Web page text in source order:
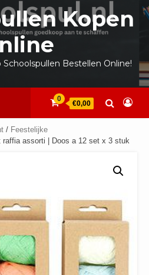
Kopen
Bestellen Online!
0
€0,00
/ Feestelijke
raffia assorti | Doos a 12 set x 3 stuk